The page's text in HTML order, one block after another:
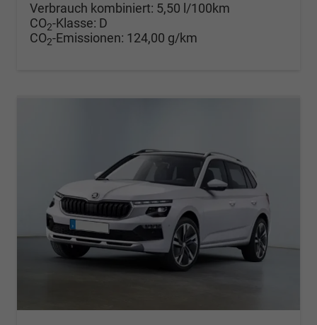
Verbrauch kombiniert: 5,50 l/100km
CO2-Klasse: D
CO2-Emissionen: 124,00 g/km